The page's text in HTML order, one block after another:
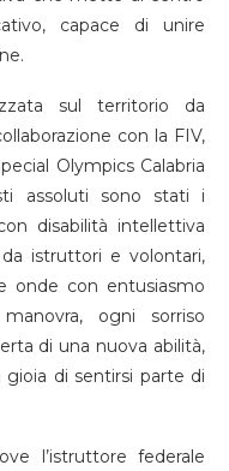
capace di unire
sul territorio da
con la FIV,
Olympics Calabria
assoluti sono stati i
disabilità intellettiva
istruttori e volontari,
onde con entusiasmo
ogni sorriso
di una nuova abilità,
di sentirsi parte di
l’istruttore federale